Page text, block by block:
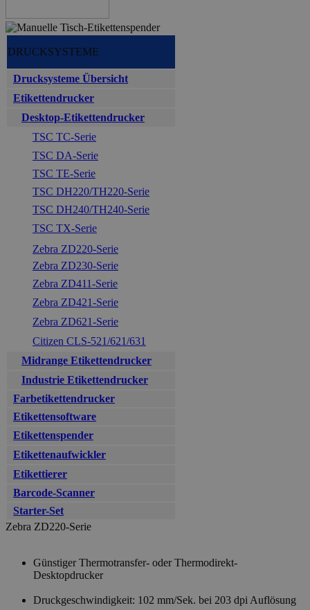
DRUCKSYSTEME
Drucksysteme Übersicht
Etikettendrucker
Desktop-Etikettendrucker
TSC TC-Serie
TSC DA-Serie
TSC TE-Serie
TSC DH220/TH220-Serie
TSC DH240/TH240-Serie
TSC TX-Serie
Zebra ZD220-Serie
Zebra ZD230-Serie
Zebra ZD411-Serie
Zebra ZD421-Serie
Zebra ZD621-Serie
Citizen CLS-521/621/631
Midrange Etikettendrucker
Industrie Etikettendrucker
Farbetikettendrucker
Etikettensoftware
Etikettenspender
Etikettenaufwickler
Etikettierer
Barcode-Scanner
Starter-Set
Zebra ZD220-Serie
GünstigerThermotransfer- oder Thermodirekt-
Desktopdrucker
Druckgeschwindigkeit: 102 mm/Sek. bei 203 dpi Auflösung